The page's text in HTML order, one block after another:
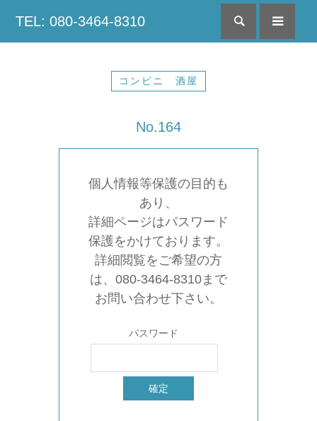
TEL: 080-3464-8310 検索
コンビニ 酒屋
No.164
個人情報等保護の目的も
あり、
詳細ページはパスワード
保護をかけております。
詳細閲覧をご希望の方
は、080-3464-8310まで
お問い合わせ下さい。
パスワード